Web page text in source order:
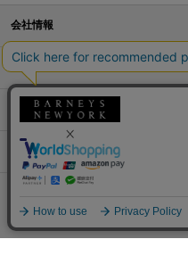
会社情報
オンラインストアショッピングガイド
店舗情報
サービス